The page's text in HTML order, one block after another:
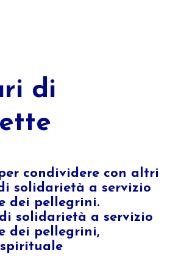
di
condividere con altri
solidarietà a servizio
dei pellegrini.
solidarietà a servizio
dei pellegrini,
spirituale